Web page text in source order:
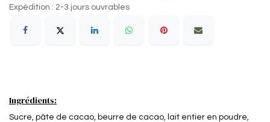
Expédition : 2-3 jours ouvrables
Ingrédients:
Sucre, pâte de cacao, beurre de cacao, lait entier en poudre,